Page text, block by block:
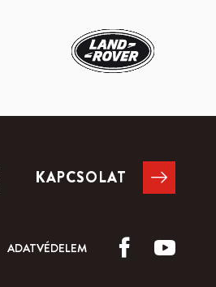
KAPCSOLAT
ADATVÉDELEM